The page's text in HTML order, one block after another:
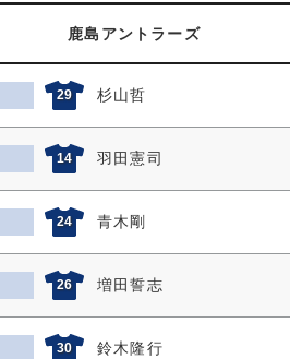
鹿島アントラーズ
29 杉山哲
14 羽田憲司
24 青木剛
26 増田誓志
30 鈴木隆行